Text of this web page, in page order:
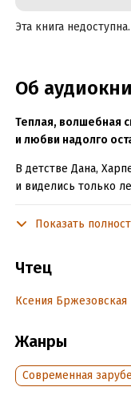
Эта книга недоступна.
Об
Теплая, волшебная
и любви надолго
В детстве Дана,
и виделись только
много общего:
собраться на берегу
магазинчика,
© Carolyn Brown,
Показать
Чтец
Ксения Бржезовская
Жанры
Современная